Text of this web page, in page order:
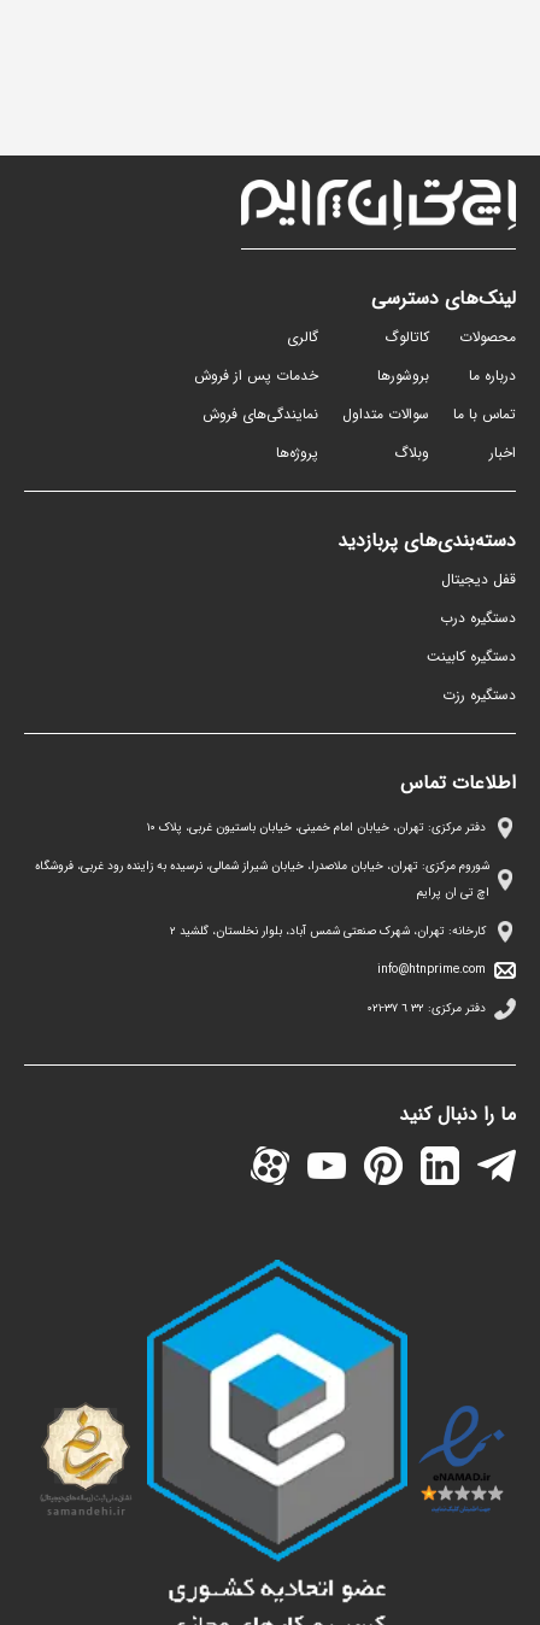
لینک‌های دسترسی
محصولات
درباره ما
تماس با ما
اخبار
کاتالوگ
بروشورها
سوالات متداول
وبلاگ
گالری
خدمات پس از فروش
نمایندگی‌های فروش
پروژه‌ها
دسته‌بندی‌های پربازدید
قفل دیجیتال
دستگیره درب
دستگیره کابینت
دستگیره رزت
اطلاعات تماس
دفتر مرکزی: تهران، خیابان امام خمینی، خیابان باستیون غربی، پلاک ١٠
شوروم مرکزی: تهران، خیابان ملاصدرا، خیابان شیراز شمالی، نرسیده به زاینده رود غربی، فروشگاه
اچ تی ان پرایم
کارخانه: تهران، شهرک صنعتی شمس آباد، بلوار نخلستان، گلشید ۲
info@htnprime.com
دفتر مرکزی: ٣٢ ٦ ٣٧-٠٢١
ما را دنبال کنید